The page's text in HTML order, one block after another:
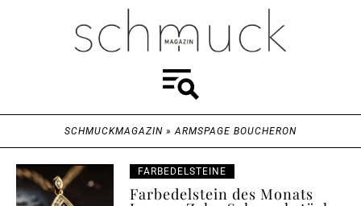
SCHMUCKMAGAZIN »ARMSPAGE BOUCHERON
FARBEDELSTEINE
Farbedelstein des Monats